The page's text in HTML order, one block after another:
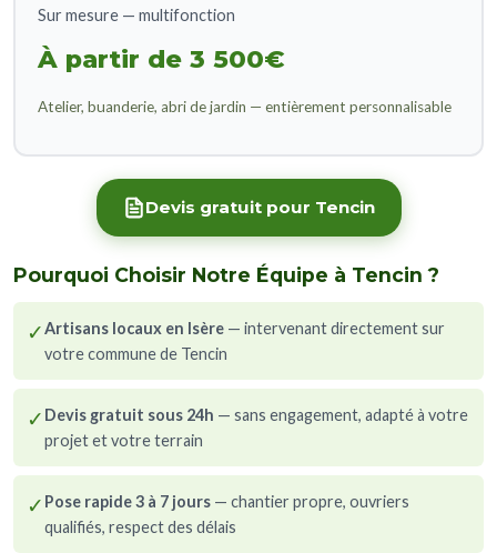
Sur mesure — multifonction
À partir de 3 500€
Atelier, buanderie, abri de jardin — entièrement personnalisable
Devis gratuit pour Tencin
Pourquoi Choisir Notre Équipe à Tencin ?
✓Artisans locaux en Isère — intervenant directement sur
votre commune de Tencin
✓ Devis gratuit sous 24h — sans engagement, adapté à votre
projet et votre terrain
✓ Pose rapide 3 à 7 jours — chantier propre, ouvriers
qualifiés, respect des délais